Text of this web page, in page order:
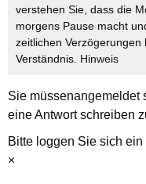
verstehen Sie, dass die
morgens Pause macht
zeitlichen
Verständnis. Hinweis
Sie müssenangemeldet
eine Antwort schreiben
Bitte loggen Sie sich ein
×